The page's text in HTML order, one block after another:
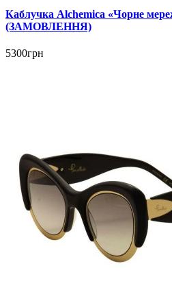
Каблучка Alchemica «Чорне
(ЗАМОВЛЕННЯ)
5300грн